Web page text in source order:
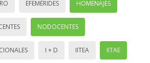
EFEMÉRIDES HOMENAJES
NODOCENTES
I + D IITEA IITAE